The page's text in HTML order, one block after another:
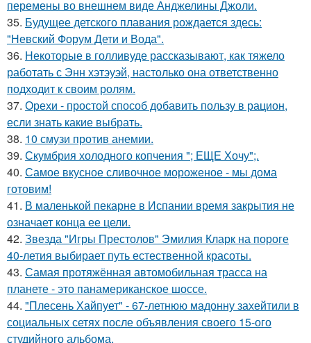
перемены во внешнем виде Анджелины Джоли.
35. Будущее детского плавания рождается здесь:
"Невский Форум Дети и Вода".
36. Некоторые в голливуде рассказывают, как тяжело
работать с Энн хэтэуэй, настолько она ответственно
подходит к своим ролям.
37. Орехи - простой способ добавить пользу в рацион,
если знать какие выбрать.
38. 10 смузи против анемии.
39. Скумбрия холодного копчения "; ЕЩЕ Хочу";.
40. Самое вкусное сливочное мороженое - мы дома
готовим!
41. В маленькой пекарне в Испании время закрытия не
означает конца ее цели.
42. Звезда "Игры Престолов" Эмилия Кларк на пороге
40-летия выбирает путь естественной красоты.
43. Самая протяжённая автомобильная трасса на
планете - это панамериканское шоссе.
44. "Плесень Хайпует" - 67-летнюю мадонну захейтили в
социальных сетях после объявления своего 15-ого
студийного альбома.